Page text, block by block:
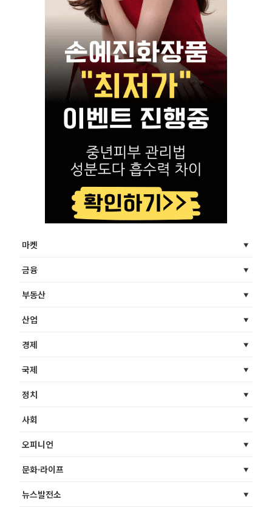
마켓
금융
부동산
산업
경제
국제
정치
사회
오피니언
문화·라이프
뉴스발전소